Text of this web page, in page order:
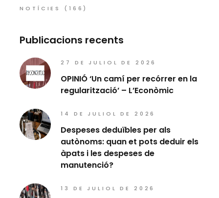
NOTÍCIES
(166)
Publicacions recents
27 DE JULIOL DE 2026
OPINIÓ ‘Un camí per recórrer en la
regularització’ – L’Econòmic
14 DE JULIOL DE 2026
Despeses deduïbles per als
autònoms: quan et pots deduir els
àpats i les despeses de
manutenció?
13 DE JULIOL DE 2026